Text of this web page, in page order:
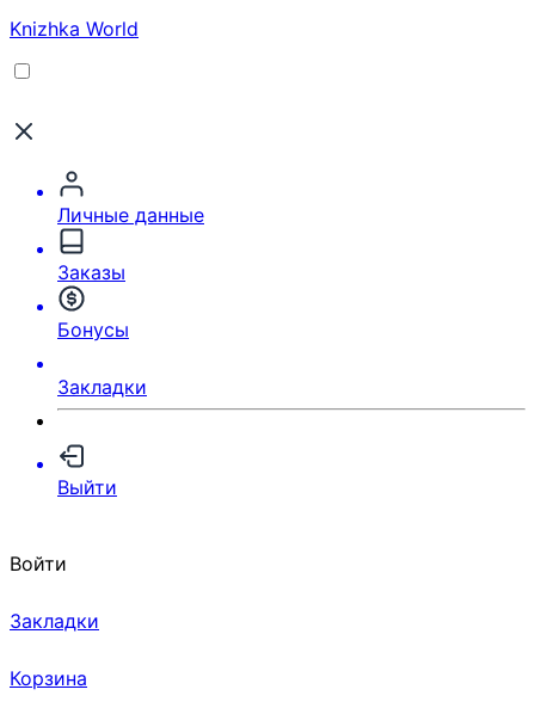
Knizhka World
Личные данные
Заказы
Бонусы
Закладки
Выйти
Войти
Закладки
Корзина